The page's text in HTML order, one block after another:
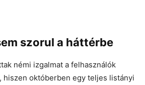
szorul a háttérbe
némi izgalmat a felhasználók
hiszen októberben egy teljes listányi